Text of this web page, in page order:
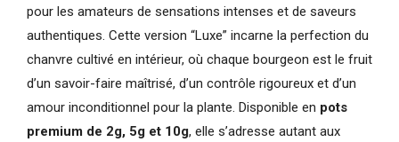
pour les amateurs de sensations intenses et de saveurs
authentiques. Cette version “Luxe” incarne la perfection du
chanvre cultivé en intérieur, où chaque bourgeon est le fruit
d’un savoir-faire maîtrisé, d’un contrôle rigoureux et d’un
amour inconditionnel pour la plante. Disponible en pots
premium de 2g, 5g et 10g, elle s’adresse autant aux